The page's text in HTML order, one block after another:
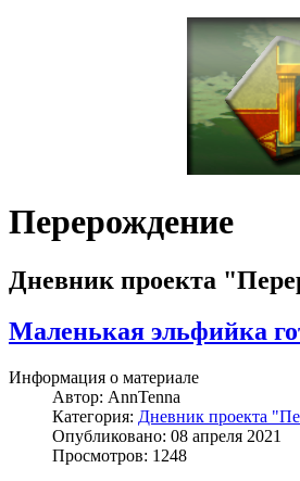
Перерождение
Дневник проекта
Маленькая эльфийка
Информация о материале
Автор: AnnTenna
Категория: Дневник проекта
Опубликовано: 08 апреля 2021
Просмотров: 1248